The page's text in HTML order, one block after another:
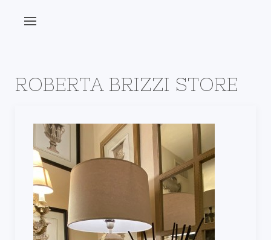
ROBERTA BRIZZI STORE